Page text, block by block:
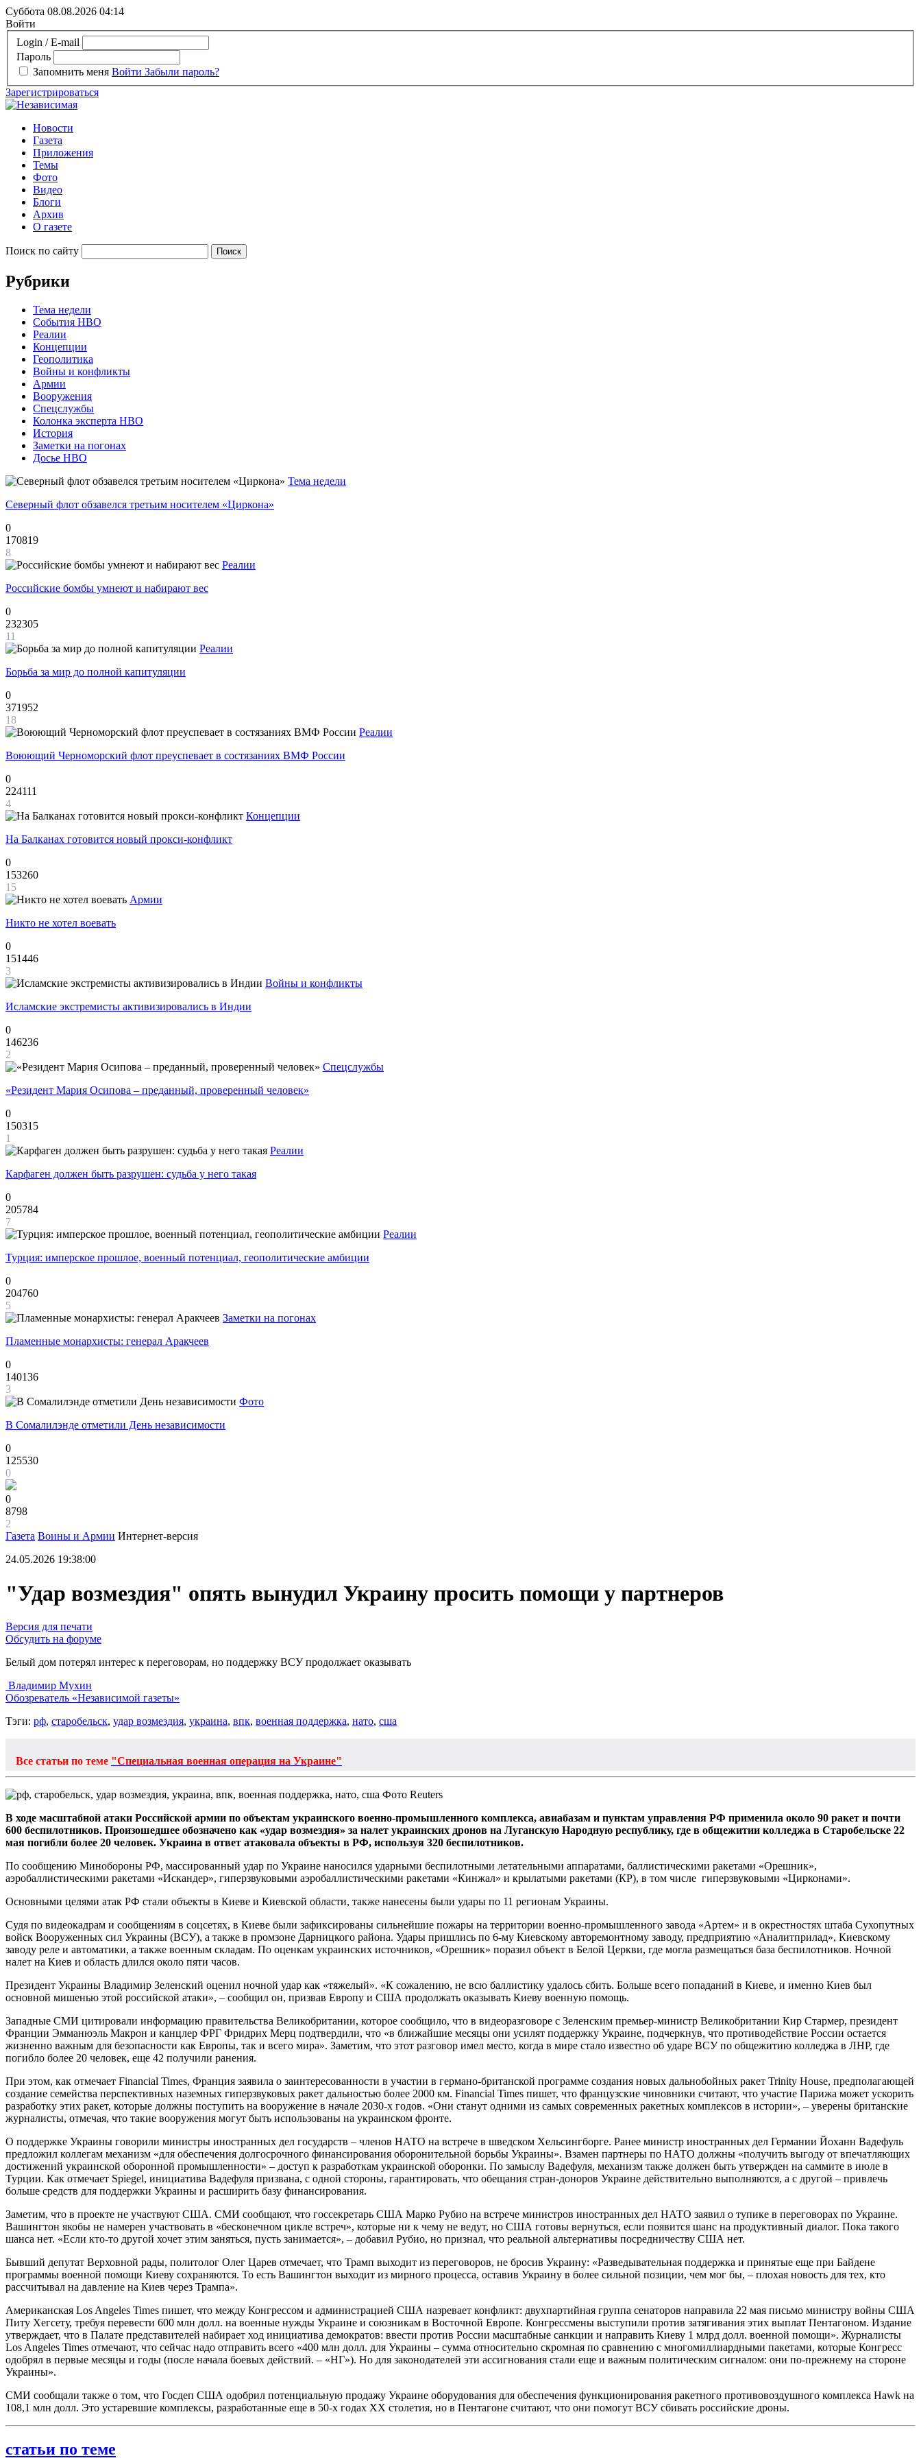
Суббота 08.08.2026 04:14
Войти
Login / E-mail
Пароль
Запомнить меня Войти Забыли пароль?
Зарегистрироваться
Новости
Газета
Приложения
Темы
Фото
Видео
Блоги
Архив
О газете
Поиск по сайту
Рубрики
Тема недели
События НВО
Реалии
Концепции
Геополитика
Войны и конфликты
Армии
Вооружения
Спецслужбы
Колонка эксперта НВО
История
Заметки на погонах
Досье НВО
Тема недели
Северный флот обзавелся третьим носителем «Циркона»
0
170819
8
Реалии
Российские бомбы умнеют и набирают вес
0
232305
11
Реалии
Борьба за мир до полной капитуляции
0
371952
18
Реалии
Воюющий Черноморский флот преуспевает в состязаниях ВМФ России
0
224111
4
Концепции
На Балканах готовится новый прокси-конфликт
0
153260
15
Армии
Никто не хотел воевать
0
151446
3
Войны и конфликты
Исламские экстремисты активизировались в Индии
0
146236
2
Спецслужбы
«Резидент Мария Осипова – преданный, проверенный человек»
0
150315
1
Реалии
Карфаген должен быть разрушен: судьба у него такая
0
205784
7
Реалии
Турция: имперское прошлое, военный потенциал, геополитические амбиции
0
204760
5
Заметки на погонах
Пламенные монархисты: генерал Аракчеев
0
140136
3
Фото
В Сомалилэнде отметили День независимости
0
125530
0
0
8798
2
Газета Воины и Армии Интернет-версия
24.05.2026 19:38:00
"Удар возмездия" опять вынудил Украину просить помощи у партнеров
Версия для печати
Обсудить на форуме
Белый дом потерял интерес к переговорам, но поддержку ВСУ продолжает оказывать
Владимир Мухин
Обозреватель «Независимой газеты»
Тэги: рф, старобельск, удар возмездия, украина, впк, военная поддержка, нато, сша
Все статьи по теме "Специальная военная операция на Украине"
Фото Reuters
В ходе масштабной атаки Российской армии по объектам украинского военно-промышленного комплекса, авиабазам и пунктам управления РФ применила около 90 ракет и почти
600 беспилотников. Произошедшее обозначено как «удар возмездия» за налет украинских дронов на Луганскую Народную республику, где в общежитии колледжа в Старобельске 22
мая погибли более 20 человек. Украина в ответ атаковала объекты в РФ, используя 320 беспилотников.
По сообщению Минобороны РФ, массированный удар по Украине наносился ударными беспилотными летательными аппаратами, баллистическими ракетами «Орешник»,
аэробаллистическими ракетами «Искандер», гиперзвуковыми аэробаллистическими ракетами «Кинжал» и крылатыми ракетами (КР), в том числе гиперзвуковыми «Цирконами».
Основными целями атак РФ стали объекты в Киеве и Киевской области, также нанесены были удары по 11 регионам Украины.
Судя по видеокадрам и сообщениям в соцсетях, в Киеве были зафиксированы сильнейшие пожары на территории военно-промышленного завода «Артем» и в окрестностях штаба Сухопутных
войск Вооруженных сил Украины (ВСУ), а также в промзоне Дарницкого района. Удары пришлись по 6‑му Киевскому авторемонтному заводу, предприятию «Аналитприлад», Киевскому
заводу реле и автоматики, а также военным складам. По оценкам украинских источников, «Орешник» поразил объект в Белой Церкви, где могла размещаться база беспилотников. Ночной
налет на Киев и область длился около пяти часов.
Президент Украины Владимир Зеленский оценил ночной удар как «тяжелый». «К сожалению, не всю баллистику удалось сбить. Больше всего попаданий в Киеве, и именно Киев был
основной мишенью этой российской атаки», – сообщил он, призвав Европу и США продолжать оказывать Киеву военную помощь.
Западные СМИ цитировали информацию правительства Великобритании, которое сообщило, что в видеоразговоре с Зеленским премьер-министр Великобритании Кир Стармер, президент
Франции Эмманюэль Макрон и канцлер ФРГ Фридрих Мерц подтвердили, что «в ближайшие месяцы они усилят поддержку Украине, подчеркнув, что противодействие России остается
жизненно важным для безопасности как Европы, так и всего мира». Заметим, что этот разговор имел место, когда в мире стало известно об ударе ВСУ по общежитию колледжа в ЛНР, где
погибло более 20 человек, еще 42 получили ранения.
При этом, как отмечает Financial Times, Франция заявила о заинтересованности в участии в германо-британской программе создания новых дальнобойных ракет Trinity House, предполагающей
создание семейства перспективных наземных гиперзвуковых ракет дальностью более 2000 км. Financial Times пишет, что французские чиновники считают, что участие Парижа может ускорить
разработку этих ракет, которые должны поступить на вооружение в начале 2030-х годов. «Они станут одними из самых современных ракетных комплексов в истории», – уверены британские
журналисты, отмечая, что такие вооружения могут быть использованы на украинском фронте.
О поддержке Украины говорили министры иностранных дел государств – членов НАТО на встрече в шведском Хельсингборге. Ранее министр иностранных дел Германии Йоханн Вадефуль
предложил коллегам механизм «для обеспечения долгосрочного финансирования оборонительной борьбы Украины». Взамен партнеры по НАТО должны «получить выгоду от впечатляющих
достижений украинской оборонной промышленности» – доступ к разработкам украинской оборонки. По замыслу Вадефуля, механизм также должен быть утвержден на саммите в июле в
Турции. Как отмечает Spiegel, инициатива Вадефуля призвана, с одной стороны, гарантировать, что обещания стран-доноров Украине действительно выполняются, а с другой – привлечь
больше средств для поддержки Украины и расширить базу финансирования.
Заметим, что в проекте не участвуют США. СМИ сообщают, что госсекретарь США Марко Рубио на встрече министров иностранных дел НАТО заявил о тупике в переговорах по Украине.
Вашингтон якобы не намерен участвовать в «бесконечном цикле встреч», которые ни к чему не ведут, но США готовы вернуться, если появится шанс на продуктивный диалог. Пока такого
шанса нет. «Если кто-то другой хочет этим заняться, пусть занимается», – добавил Рубио, но признал, что реальной альтернативы посредничеству США нет.
Бывший депутат Верховной рады, политолог Олег Царев отмечает, что Трамп выходит из переговоров, не бросив Украину: «Разведывательная поддержка и принятые еще при Байдене
программы военной помощи Киеву сохраняются. То есть Вашингтон выходит из мирного процесса, оставив Украину в более сильной позиции, чем мог бы, – плохая новость для тех, кто
рассчитывал на давление на Киев через Трампа».
Американская Los Angeles Times пишет, что между Конгрессом и администрацией США назревает конфликт: двухпартийная группа сенаторов направила 22 мая письмо министру войны США
Питу Хегсету, требуя перевести 600 млн долл. на военные нужды Украине и союзникам в Восточной Европе. Конгрессмены выступили против затягивания этих выплат Пентагоном. Издание
утверждает, что в Палате представителей набирает ход инициатива демократов: ввести против России масштабные санкции и направить Киеву 1 млрд долл. военной помощи». Журналисты
Los Angeles Times отмечают, что сейчас надо отправить всего «400 млн долл. для Украины – сумма относительно скромная по сравнению с многомиллиардными пакетами, которые Конгресс
одобрял в первые месяцы и годы (после начала боевых действий. – «НГ»). Но для законодателей эти ассигнования стали еще и важным политическим сигналом: они по-прежнему на стороне
Украины».
СМИ сообщали также о том, что Госдеп США одобрил потенциальную продажу Украине оборудования для обеспечения функционирования ракетного противовоздушного комплекса Hawk на
108,1 млн долл. Это устаревшие комплексы, разработанные еще в 50-х годах XX столетия, но в Пентагоне считают, что они помогут ВСУ сбивать российские дроны.
статьи по теме